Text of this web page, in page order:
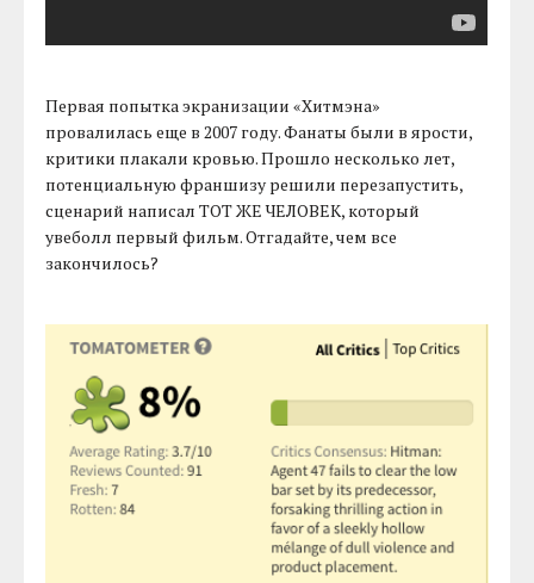
Первая попытка экранизации «Хитмэна»
провалилась еще в 2007 году. Фанаты были в ярости,
критики плакали кровью. Прошло несколько лет,
потенциальную франшизу решили перезапустить,
сценарий написал ТОТ ЖЕ ЧЕЛОВЕК, который
увеболл первый фильм. Отгадайте, чем все
закончилось?